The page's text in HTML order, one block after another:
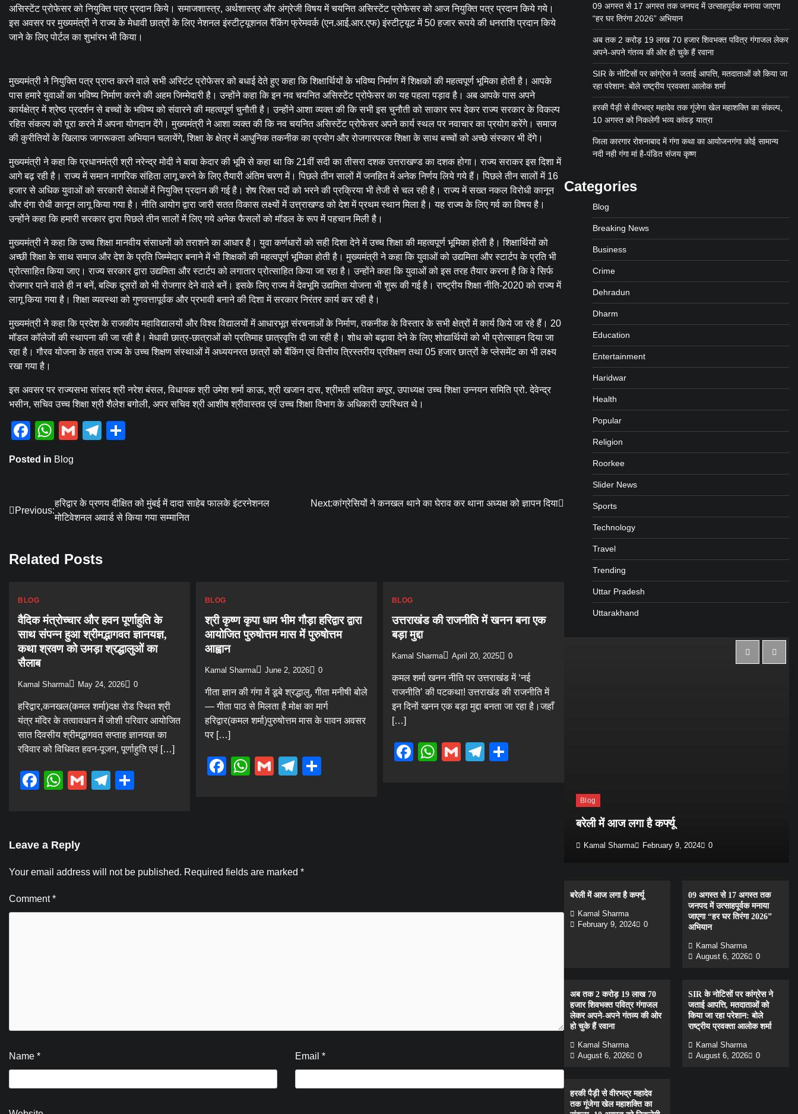
असिस्टेंट प्रोफेसर को नियुक्ति पत्र प्रदान किये। समाजशास्त्र, अर्थशास्त्र और अंग्रेजी विषय में चयनित असिस्टेंट प्रोफेसर को आज नियुक्ति पत्र प्रदान किये गये।
इस अवसर पर मुख्यमंत्री ने राज्य के मेधावी छात्रों के लिए नेशनल इंस्टीट्यूशनल रैंकिंग फ्रेमवर्क (एन.आई.आर.एफ) इंस्टीट्यूट में 50 हजार रूपये की धनराशि प्रदान किये
जाने के लिए पोर्टल का शुभांरभ भी किया।
मुख्यमंत्री ने नियुक्ति पत्र प्राप्त करने वाले सभी अस्टिंट प्रोफेसर को बधाई देते हुए कहा कि शिक्षार्थियों के भविष्य निर्माण में शिक्षकों की महत्वपूर्ण भूमिका होती है। आपके
पास हमारे युवाओं का भविष्य निर्माण करने की अहम जिम्मेदारी है। उन्होंने कहा कि इन नव चयनित असिस्टेंट प्रोफेसर का यह पहला पड़ाव है। अब आपके पास अपने
कार्यक्षेत्र में श्रेष्ठ प्रदर्शन से बच्चों के भविष्य को संवारने की महत्वपूर्ण चुनौती है। उन्होंने आशा व्यक्त की कि सभी इस चुनौती को साकार रूप देकर राज्य सरकार के विकल्प
रहित संकल्प को पूरा करने में अपना योगदान देंगे। मुख्यमंत्री ने आशा व्यक्त की कि नव चयनित असिस्टेंट प्रोफेसर अपने कार्य स्थल पर नवाचार का प्रयोग करेंगे। समाज
की कुरीतियों के खिलाफ जागरूकता अभियान चलायेंगे, शिक्षा के क्षेत्र में आधुनिक तकनीक का प्रयोग और रोजगारपरक शिक्षा के साथ बच्चों को अच्छे संस्कार भी देंगे।
मुख्यमंत्री ने कहा कि प्रधानमंत्री श्री नरेन्द्र मोदी ने बाबा केदार की भूमि से कहा था कि 21वीं सदी का तीसरा दशक उत्तराखण्ड का दशक होगा। राज्य सराकर इस दिशा में
आगे बढ़ रही है। राज्य में समान नागरिक संहिता लागू करने के लिए तैयारी अंतिम चरण में। पिछले तीन सालों में जनहित में अनेक निर्णय लिये गये हैं। पिछले तीन सालों में 16
हजार से अधिक युवाओं को सरकारी सेवाओं में नियुक्ति प्रदान की गई है। शेष रिक्त पदों को भरने की प्रक्रिया भी तेजी से चल रही है। राज्य में सख्त नकल विरोधी कानून
और दंगा रोधी कानून लागू किया गया है। नीति आयोग द्वारा जारी सतत विकास लक्ष्यों में उत्त्राखण्ड को देश में प्रथम स्थान मिला है। यह राज्य के लिए गर्व का विषय है।
उन्होंने कहा कि हमारी सरकार द्वारा पिछले तीन सालों में लिए गये अनेक फैसलों को मॉडल के रूप में पहचान मिली है।
मुख्यमंत्री ने कहा कि उच्च शिक्षा मानवीय संसाधनों को तराशने का आधार है। युवा कर्णधारों को सही दिशा देने में उच्च शिक्षा की महत्वपूर्ण भूमिका होती है। शिक्षार्थियों को
अच्छी शिक्षा के साथ समाज और देश के प्रति जिम्मेदार बनाने में भी शिक्षकों की महत्वपूर्ण भूमिका होती है। मुख्यमंत्री ने कहा कि युवाओं को उद्यमिता और स्टार्टप के प्रति भी
प्रोत्साहित किया जाए। राज्य सरकार द्वारा उद्यमिता और स्टार्टप को लगातार प्रोत्साहित किया जा रहा है। उन्होंने कहा कि युवाओं को इस तरह तैयार करना है कि वे सिर्फ
रोजगार पाने वाले ही न बनें, बल्कि दूसरों को भी रोजगार देने वाले बनें। इसके लिए राज्य में देवभूमि उद्यमिता योजना भी शुरू की गई है। राष्ट्रीय शिक्षा नीति-2020 को राज्य में
लागू किया गया है। शिक्षा व्यवस्था को गुणवत्तापूर्वक और प्रभावी बनाने की दिशा में सरकार निरंतर कार्य कर रही है।
मुख्यमंत्री ने कहा कि प्रदेश के राजकीय महाविद्यालयों और विश्व विद्यालयों में आधारभूत संरचनाओं के निर्माण, तकनीक के विस्तार के सभी क्षेत्रों में कार्य किये जा रहे हैं। 20
मॉडल कॉलेजों की स्थापना की जा रही है। मेधावी छात्र-छात्राओं को प्रतिमाह छात्रवृत्ति दी जा रही है। शोध को बढ़ावा देने के लिए शोद्यार्थियों को भी प्रोत्साहन दिया जा
रहा है। गौरव योजना के तहत राज्य के उच्च शिक्षण संस्थाओं में अध्ययनरत छात्रों को बैंकिंग एवं वित्तीय त्रिस्तरीय प्रशिक्षण तथा 05 हजार छात्रों के प्लेसमेंट का भी लक्ष्य
रखा गया है।
इस अवसर पर राज्यसभा सांसद श्री नरेश बंसल, विधायक श्री उमेश शर्मा काऊ, श्री खजान दास, श्रीमती सविता कपूर, उपाध्यक्ष उच्च शिक्षा उन्नयन समिति प्रो. देवेन्द्र
भसीन, सचिव उच्च शिक्षा श्री शैलेश बगोली, अपर सचिव श्री आशीष श्रीवास्तव एवं उच्च शिक्षा विभाग के अधिकारी उपस्थित थे।
Facebook
WhatsApp
GmailTelegram
Posted in Blog
Post
Previous:
हरिद्वार के प्रणय दीक्षित को मुंबई में दादा साहेब फालके इंटरनेशनल
मोटिवेशनल अवार्ड से किया गया सम्मानित
Next:कांग्रेसियों ने कनखल थाने का घेराव कर थाना अध्यक्ष को ज्ञापन दिया
Related Posts
BLOG
वैदिक मंत्रोच्चार और हवन पूर्णाहुति के
साथ संपन्न हुआ श्रीमद्भागवत ज्ञानयज्ञ,
कथा श्रवण को उमड़ा श्रद्धालुओं का
सैलाब
Kamal Sharma May 24, 2026 0
हरिद्वार,कनखल(कमल शर्मा)दक्ष रोड स्थित श्री
यंत्र मंदिर के तत्वावधान में जोशी परिवार आयोजित
सात दिवसीय श्रीमद्भागवत सप्ताह ज्ञानयज्ञ का
रविवार को विधिवत हवन-पूजन, पूर्णाहुति एवं […]
Facebook
WhatsApp
GmailTelegram
BLOG
श्री कृष्ण कृपा धाम भीम गौड़ा हरिद्वार द्वारा
आयोजित पुरुषोत्तम मास में पुरुषोत्तम
आह्वान
Kamal Sharma June 2, 2026 0
गीता ज्ञान की गंगा में डूबे श्रद्धालु, गीता मनीषी बोले
— गीता पाठ से मिलता है मोक्ष का मार्ग
हरिद्वार(कमल शर्मा)पुरुषोत्तम मास के पावन अवसर
पर […]
Facebook
WhatsApp
GmailTelegram
BLOG
उत्तराखंड की राजनीति में खनन बना एक
बड़ा मुद्दा
Kamal Sharma April 20, 2025 0
कमल शर्मा खनन नीति पर उत्तराखंड में ‘नई
राजनीति’ की पटकथा! उत्तराखंड की राजनीति में
इन दिनों खनन एक बड़ा मुद्दा बनता जा रहा है।जहाँ
[…]
Facebook
WhatsApp
GmailTelegram
Leave a Reply
Your email address will not be published. Required fields are marked *
Comment*
Name * Email*
09 अगस्त से 17 अगस्त तक जनपद में उत्साहपूर्वक मनाया जाएगा
“हर घर तिरंगा 2026” अभियान
अब तक 2 करोड़ 19 लाख 70 हजार शिवभक्त पवित्र गंगाजल लेकर
अपने-अपने गंतव्य की ओर हो चुके हैं रवाना
SIR के नोटिसों पर कांग्रेस ने जताई आपत्ति, मतदाताओं को किया जा
रहा परेशान: बोले राष्ट्रीय प्रवक्ता आलोक शर्मा
हरकी पैड़ी से वीरभद्र महादेव तक गूंजेगा खेल महाशक्ति का संकल्प,
10 अगस्त को निकलेगी भव्य कांवड़ यात्रा
जिला कारगार रोशनाबाद में गंगा कथा का आयोजनगंगा कोई सामान्य
नदी नही गंगा मां है-पंडित संजय कृष्ण
Categories
Blog
Breaking News
Business
Crime
Dehradun
Dharm
Education
Entertainment
Haridwar
Health
Popular
Religion
Roorkee
Slider News
Sports
Technology
Travel
Trending
Uttar Pradesh
Uttarakhand
Blog
बरेली में आज लगा है कर्फ्यू
Kamal Sharma February 9, 2024 0
बरेली में आज लगा है कर्फ्यू
Kamal Sharma
February 9, 2024
0
09 अगस्त से 17 अगस्त तक
जनपद में उत्साहपूर्वक मनाया
जाएगा “हर घर तिरंगा 2026”
अभियान
Kamal Sharma
August 6, 2026
0
अब तक 2 करोड़ 19 लाख 70
हजार शिवभक्त पवित्र गंगाजल
लेकर अपने-अपने गंतव्य की ओर
हो चुके हैं रवाना
Kamal Sharma
August 6, 2026
0
SIR के नोटिसों पर कांग्रेस ने
जताई आपत्ति, मतदाताओं को
किया जा रहा परेशान: बोले
राष्ट्रीय प्रवक्ता आलोक शर्मा
Kamal Sharma
August 6, 2026
0
हरकी पैड़ी से वीरभद्र महादेव
तक गूंजेगा खेल महाशक्ति का